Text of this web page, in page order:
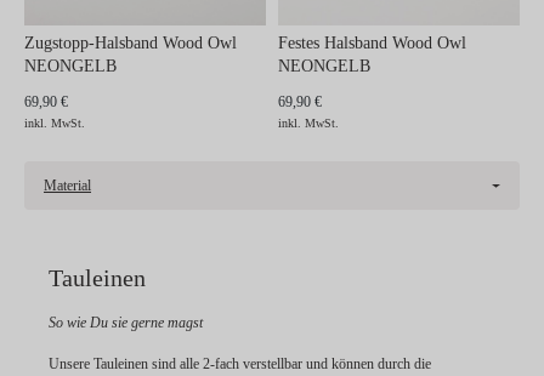
Zugstopp-Halsband Wood Owl
NEONGELB
69,90 €
inkl. MwSt.
Festes Halsband Wood Owl
NEONGELB
69,90 €
inkl. MwSt.
Material
Tauleinen
So wie Du sie gerne magst
Unsere Tauleinen sind alle 2-fach verstellbar und können durch die